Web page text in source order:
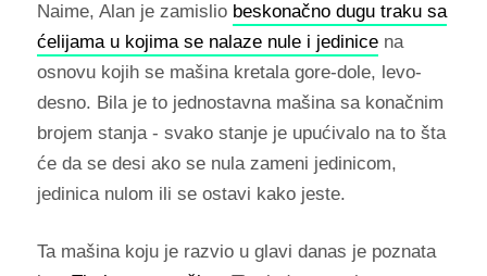
Naime, Alan je zamislio beskonačno dugu traku sa
ćelijama u kojima se nalaze nule i jedinicena
osnovu kojih se mašina kretala gore-dole, levo-
desno. Bila je to jednostavna mašina sa konačnim
brojem stanja - svako stanje je upućivalo na to šta
će da se desi ako se nula zameni jedinicom,
jedinica nulom ili se ostavi kako jeste.
Ta mašina koju je razvio u glavi danas je poznata